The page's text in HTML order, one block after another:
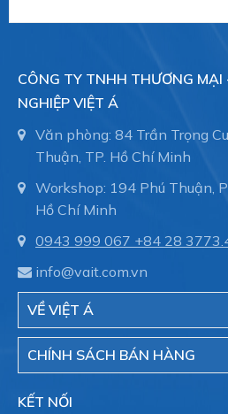
CÔNG TY TNHH THƯƠNG
NGHIỆP VIỆT Á
Văn phòng: 84 Trần Trọng
Thuận, TP. Hồ Chí Minh
Workshop: 194 Phú Thuận,
Hồ Chí Minh
0943 999 067 +84 28
info@vait.com.vn
VỀ VIỆT Á
CHÍNH SÁCH BÁN HÀNG
KẾT NỐI